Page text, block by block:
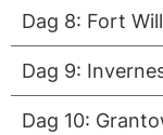
Dag 8: Fort
Dag 9:
Dag 10: